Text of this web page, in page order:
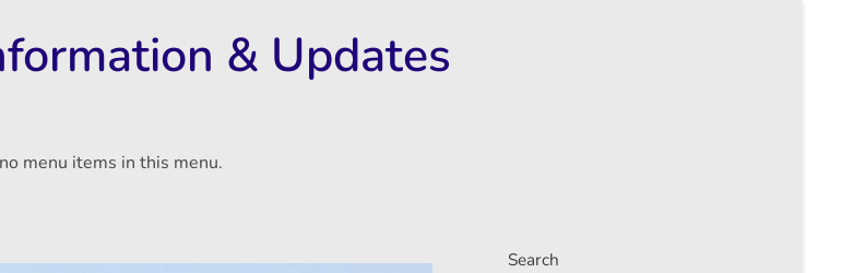
& Updates
menu items in this menu.
Search